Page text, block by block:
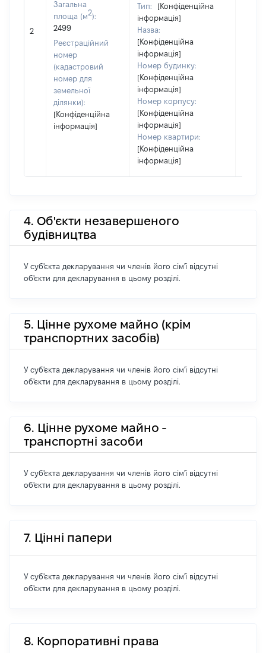
2
Загальна
площа (м2):
2499
Реєстраційний
номер
(кадастровий
номер для
земельної
ділянки):
[Конфіденційна
інформація]
Тип:
[Конфіденційна
інформація]
Назва:
[Конфіденційна
інформація]
Номер будинку:
[Конфіденційна
інформація]
Номер корпусу:
[Конфіденційна
інформація]
Номер квартири:
[Конфіденційна
інформація]
4. Об'єкти незавершеного
будівництва
У суб'єкта декларування чи членів його сім'ї відсутні
об'єкти для декларування в цьому розділі.
5. Цінне рухоме майно (крім
транспортних засобів)
У суб'єкта декларування чи членів його сім'ї відсутні
об'єкти для декларування в цьому розділі.
6. Цінне рухоме майно -
транспортні засоби
У суб'єкта декларування чи членів його сім'ї відсутні
об'єкти для декларування в цьому розділі.
7. Цінні папери
У суб'єкта декларування чи членів його сім'ї відсутні
об'єкти для декларування в цьому розділі.
8. Корпоративні права